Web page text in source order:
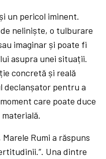
un pericol iminent.
neliniște, o tulburare
imaginar și poate fi
asupra unei situații.
concretă și reală
declanșator pentru a
care poate duce
Rumi a răspuns
Una dintre